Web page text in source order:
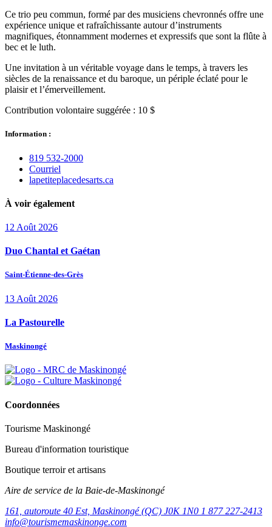
Ce trio peu commun, formé par des musiciens chevronnés offre une
expérience unique et rafraîchissante autour d’instruments
magnifiques, étonnamment modernes et expressifs que sont la flûte à
bec et le luth.
Une invitation à un véritable voyage dans le temps, à travers les
siècles de la renaissance et du baroque, un périple éclaté pour le
plaisir et l’émerveillement.
Contribution volontaire suggérée : 10 $
Information :
819 532‑2000
Courriel
lapetiteplacedesarts.ca
À voir également
12 Août 2026
Duo Chantal et Gaétan
Saint-Étienne-des-Grès
13 Août 2026
La Pastourelle
Maskinongé
Coordonnées
Tourisme Maskinongé
Bureau d'information touristique
Boutique terroir et artisans
Aire de service de la Baie-de-Maskinongé
161, autoroute 40 Est, Maskinongé (QC) J0K 1N0 1 877 227-2413
info@tourismemaskinonge.com